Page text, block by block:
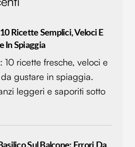
Ricette Semplici, Veloci E
In Spiaggia
10 ricette fresche, veloci e
gustare in spiaggia.
leggeri e saporiti sotto
Sul Balcone: Errori Da